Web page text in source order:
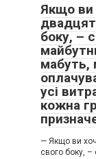
Якщо ви
боку, –
мабуть,
усі
кожна
— Якщо ви
свого боку, –